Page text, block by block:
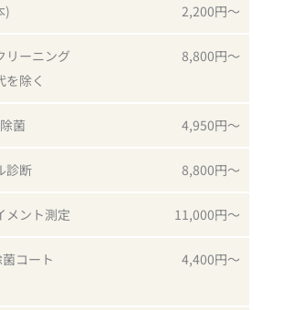
) 2,200円〜
リーニング
除く
8,800円〜
菌 4,950円〜
診断 8,800円～
メント測定 11,000円～
コート
4,400円～